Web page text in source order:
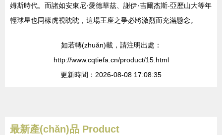
姆斯時代。而諸如安東尼·愛德華茲、謝伊·吉爾杰斯-亞歷山大等年
輕球星也同樣虎視眈眈，這場王座之爭必將激烈而充滿懸念。
如若轉(zhuǎn)載，請注明出處：
http://www.cqtiefa.cn/product/15.html
更新時間：2026-08-08 17:08:35
最新產(chǎn)品 Product